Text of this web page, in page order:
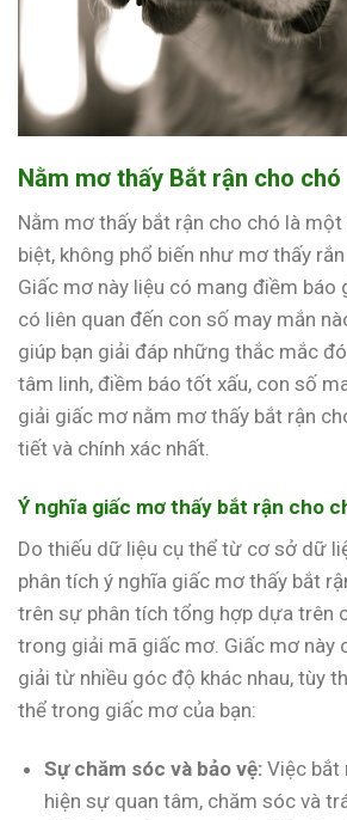
Nằm mơ thấy Bắt rận cho chó
Nằm mơ thấy bắt rận cho chó là
biệt, không phổ biến như mơ thấy
Giấc mơ này liệu có mang điềm báo
có liên quan đến con số may mắn
giúp bạn giải đáp những thắc mắc
tâm linh, điềm báo tốt xấu, con số
giải giấc mơ nằm mơ thấy bắt rận
tiết và chính xác nhất.
Ý nghĩa giấc mơ thấy bắt rận cho
Do thiếu dữ liệu cụ thể từ cơ sở dữ
phân tích ý nghĩa giấc mơ thấy bắt
trên sự phân tích tổng hợp dựa trên
trong giải mã giấc mơ. Giấc mơ này
giải từ nhiều góc độ khác nhau, tùy
thể trong giấc mơ của bạn:
Sự chăm sóc và bảo vệ: Việc bắt
hiện sự quan tâm, chăm sóc và